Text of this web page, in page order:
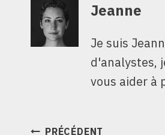
Jeanne
Je suis
d'analystes,
vous aider à
PRÉCÉDENT